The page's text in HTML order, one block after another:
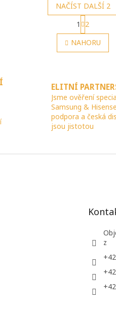
O
v
l
c
í
p
r
v
v
NAČÍST DALŠÍ 2
S
t
r
á
n
á
n
í
1
2
NAHORU
ELITNÍ
Jsme ověření
Samsung &
podpora a česká
jsou jistotou
z